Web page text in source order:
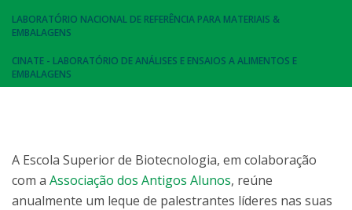
LABORATÓRIO NACIONAL DE REFERÊNCIA PARA MATERIAIS &
EMBALAGENS
CINATE - LABORATÓRIO DE ANÁLISES E ENSAIOS A ALIMENTOS E
EMBALAGENS
A Escola Superior de Biotecnologia, em colaboração
com a Associação dos Antigos Alunos, reúne
anualmente um leque de palestrantes líderes nas suas